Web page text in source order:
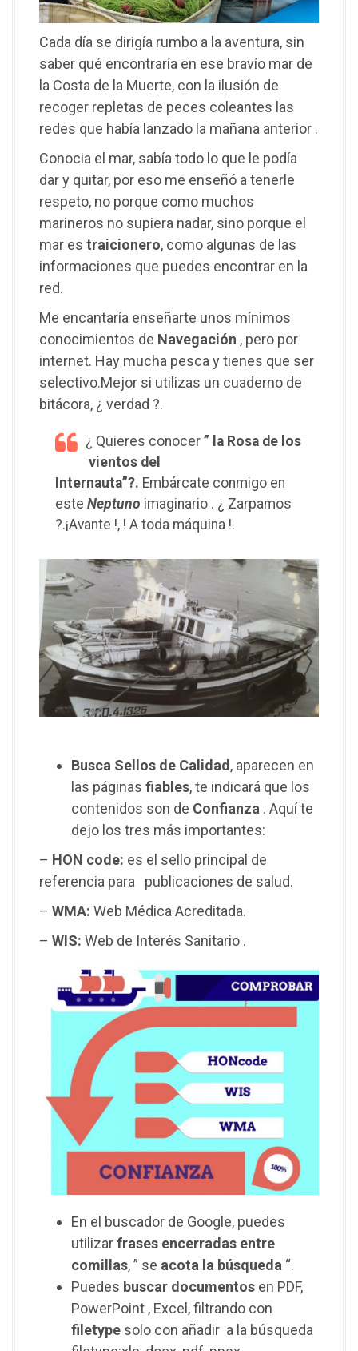
Cada día se dirigía rumbo a la aventura, sin
saber qué encontraría en ese bravío mar de
la Costa de la Muerte, con la ilusión de
recoger repletas de peces coleantes las
redes que había lanzado la mañana anterior .
Conocia el mar, sabía todo lo que le podía
dar y quitar, por eso me enseñó a tenerle
respeto, no porque como muchos
marineros no supiera nadar, sino porque el
mar es traicionero, como algunas de las
informaciones que puedes encontrar en la
red.
Me encantaría enseñarte unos mínimos
conocimientos de Navegación , pero por
internet. Hay mucha pesca y tienes que ser
selectivo.Mejor si utilizas un cuaderno de
bitácora, ¿ verdad ?.
¿ Quieres conocer ” la Rosa de los
vientos del
Internauta”?. Embárcate conmigo en
este Neptuno imaginario . ¿ Zarpamos
?.¡Avante !, ! A toda máquina !.
Busca Sellos de Calidad , aparecen en
las páginas fiables, te indicará que los
contenidos son de Confianza . Aquí te
dejo los tres más importantes:
– HON code: es el sello principal de
referencia para publicaciones de salud.
– WMA: Web Médica Acreditada.
– WIS: Web de Interés Sanitario .
En el buscador de Google, puedes
utilizarfrases encerradas entre
comillas, ” se acota la búsqueda “.
Puedes buscar documentos en PDF,
PowerPoint , Excel, filtrando con
filetype solo con añadir a la búsqueda